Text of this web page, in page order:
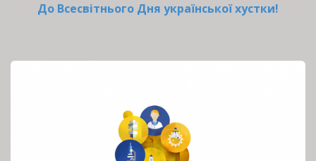
До Всесвітнього Дня української хустки!